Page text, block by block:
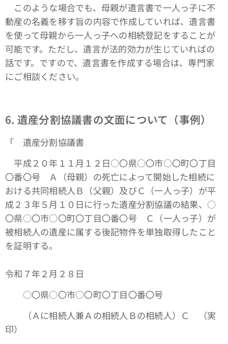
このような場合でも、母親が遺言書で一人っ子に不
動産の名義を移す旨の内容で作成していれば、遺言書
を使って母親から一人っ子への相続登記をすることが
可能です。ただし、遺言が法的効力が生じていればの
話です。ですので、遺言書を作成する場合は、専門家
にご相談ください。
6. 遺産分割協議書の文面について（事例）
「 遺産分割協議書
平成２０年１１月１２日○〇県○〇市○〇町〇丁目
〇番〇号 Ａ（母親）の死亡によって開始した相続に
おける共同相続人Ｂ（父親）及びＣ（一人っ子）が平
成２３年５月１０日に行った遺産分割協議の結果、○
〇県○〇市○〇町〇丁目〇番〇号 Ｃ（一人っ子）が
被相続人の遺産に属する後記物件を単独取得したこと
を証明する。
令和７年２月２８日
○〇県○〇市○〇町〇丁目〇番〇号
（Ａに相続人兼Ａの相続人Ｂの相続人）Ｃ （実
印）